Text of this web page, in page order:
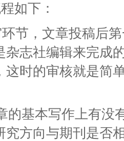
如下：
节，文章投稿后
杂志社编辑来完成
这时的审核就是简
的基本写作上有没
究方向与期刊是否